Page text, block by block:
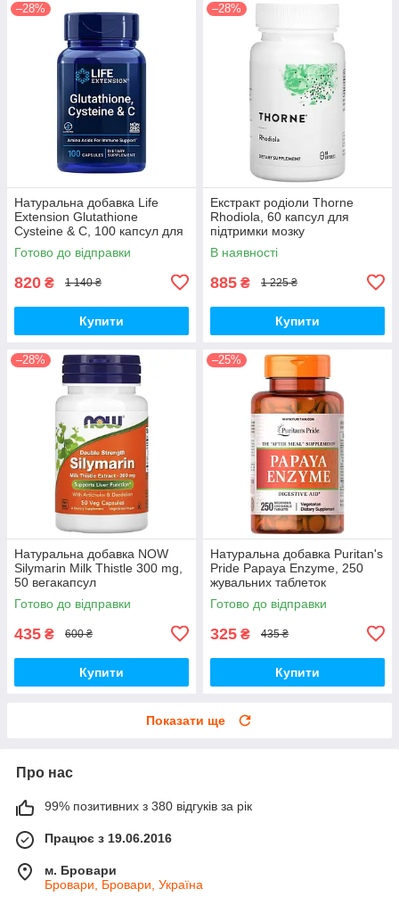
–28%
Натуральна добавка Life
Extension Glutathione
Cysteine & C, 100 капсул для
підтримки імунної системи
Готово до відправки
820 ₴ 1 140 ₴
Купити
–28%
Екстракт родіоли Thorne
Rhodiola, 60 капсул для
підтримки мозку
В наявності
885 ₴ 1 225 ₴
Купити
–28%
Натуральна добавка NOW
Silymarin Milk Thistle 300 mg,
50 вегакапсул
Готово до відправки
435 ₴ 600 ₴
Купити
–25%
Натуральна добавка Puritan's
Pride Papaya Enzyme, 250
жувальних таблеток
Готово до відправки
325 ₴ 435 ₴
Купити
Показати ще
Про нас
99% позитивних з 380 відгуків за рік
Працює з 19.06.2016
м. Бровари
Бровари, Бровари, Україна